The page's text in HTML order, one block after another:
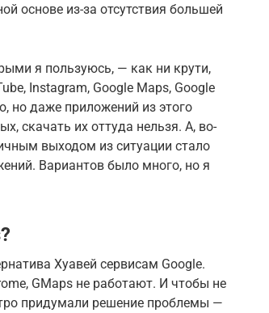
основе из-за отсутствия большей
я пользуюсь, — как ни крути,
Instagram, Google Maps, Google
но даже приложений из этого
скачать их оттуда нельзя. А, во-
выходом из ситуации стало
Вариантов было много, но я
Хуавей сервисам Google.
GMaps не работают. И чтобы не
придумали решение проблемы —